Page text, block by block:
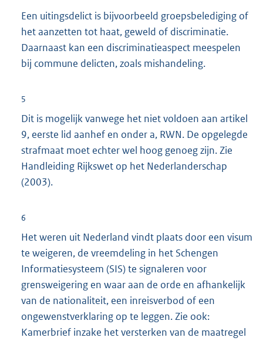
Een uitingsdelict is bijvoorbeeld groepsbelediging of
het aanzetten tot haat, geweld of discriminatie.
Daarnaast kan een discriminatieaspect meespelen
bij commune delicten, zoals mishandeling.
5
Dit is mogelijk vanwege het niet voldoen aan artikel
9, eerste lid aanhef en onder a, RWN. De opgelegde
strafmaat moet echter wel hoog genoeg zijn. Zie
Handleiding Rijkswet op het Nederlanderschap
(2003).
6
Het weren uit Nederland vindt plaats door een visum
te weigeren, de vreemdeling in het Schengen
Informatiesysteem (SIS) te signaleren voor
grensweigering en waar aan de orde en afhankelijk
van de nationaliteit, een inreisverbod of een
ongewenstverklaring op te leggen. Zie ook:
Kamerbrief inzake het versterken van de maatregel